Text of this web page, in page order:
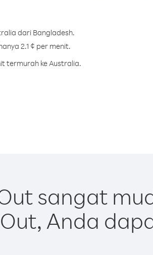
dari Bangladesh.
2.1 ¢ per menit.
termurah ke Australia.
sangat
Anda